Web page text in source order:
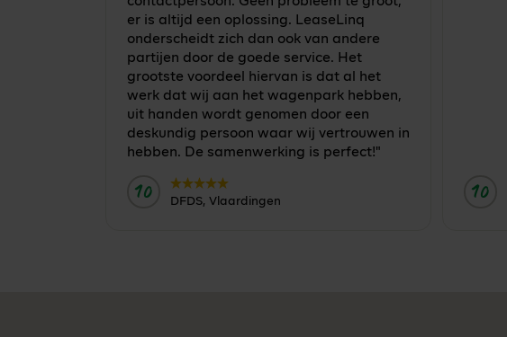
er is altijd een oplossing. LeaseLinq
onderscheidt zich dan ook van andere
partijen door de goede service. Het
grootste voordeel hiervan is dat al het
werk dat wij aan het wagenpark hebben,
uit handen wordt genomen door een
deskundig persoon waar wij vertrouwen in
hebben. De samenwerking is perfect!"
10 Door:
DFDS, Vlaardingen 10